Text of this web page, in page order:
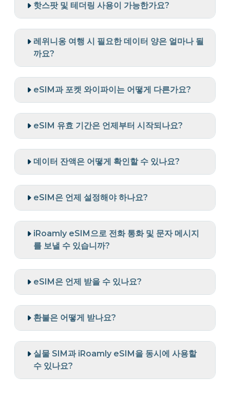
핫스팟 및 테더링 사용이 가능한가요?
레위니옹 여행 시 필요한 데이터 양은 얼마나 될
까요?
eSIM과 포켓 와이파이는 어떻게 다른가요?
eSIM 유효 기간은 언제부터 시작되나요?
데이터 잔액은 어떻게 확인할 수 있나요?
eSIM은 언제 설정해야 하나요?
iRoamly eSIM으로 전화 통화 및 문자 메시지
를 보낼 수 있습니까?
eSIM은 언제 받을 수 있나요?
환불은 어떻게 받나요?
실물 SIM과 iRoamly eSIM을 동시에 사용할
수 있나요?